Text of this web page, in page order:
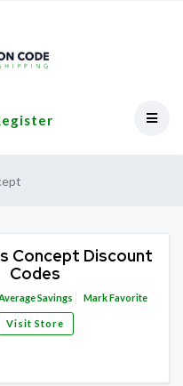
Concept Discount
Codes
Savings Mark Favorite
Visit Store